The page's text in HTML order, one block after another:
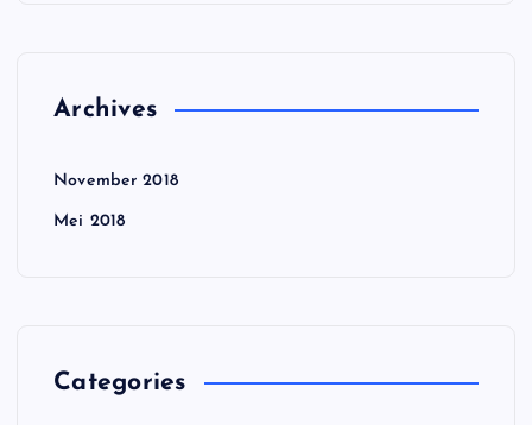
Archives
November 2018
Mei 2018
Categories